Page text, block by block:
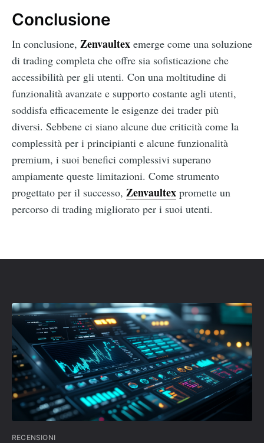
Conclusione
In conclusione, Zenvaultex emerge come una soluzione
di trading completa che offre sia sofisticazione che
accessibilità per gli utenti. Con una moltitudine di
funzionalità avanzate e supporto costante agli utenti,
soddisfa efficacemente le esigenze dei trader più
diversi. Sebbene ci siano alcune due criticità come la
complessità per i principianti e alcune funzionalità
premium, i suoi benefici complessivi superano
ampiamente queste limitazioni. Come strumento
progettato per il successo, Zenvaultex promette un
percorso di trading migliorato per i suoi utenti.
RECENSIONI